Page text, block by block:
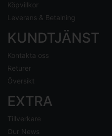
Köpvillkor
Leverans & Betalning
KUNDTJÄNST
Kontakta oss
Returer
Översikt
EXTRA
Tillverkare
Our News